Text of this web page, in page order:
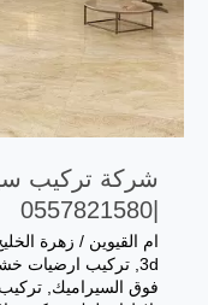
شركة تركيب
ام القيوين / زهرة
3d
, تركيب ارضيات
فوق السيراميك